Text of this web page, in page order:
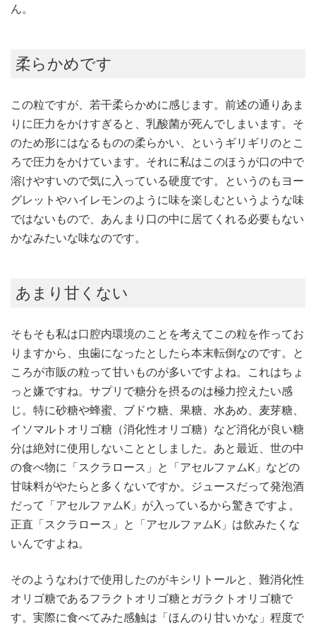
ん。
柔らかめです
この粒ですが、若干柔らかめに感じます。前述の通りあま
りに圧力をかけすぎると、乳酸菌が死んでしまいます。そ
のため形にはなるものの柔らかい、というギリギリのとこ
ろで圧力をかけています。それに私はこのほうが口の中で
溶けやすいので気に入っている硬度です。というのもヨー
グレットやハイレモンのように味を楽しむというような味
ではないもので、あんまり口の中に居てくれる必要もない
かなみたいな味なのです。
あまり甘くない
そもそも私は口腔内環境のことを考えてこの粒を作ってお
りますから、虫歯になったとしたら本末転倒なのです。と
ころが市販の粒って甘いものが多いですよね。これはちょ
っと嫌ですね。サプリで糖分を摂るのは極力控えたい感
じ。特に砂糖や蜂蜜、ブドウ糖、果糖、水あめ、麦芽糖、
イソマルトオリゴ糖（消化性オリゴ糖）など消化が良い糖
分は絶対に使用しないこととしました。あと最近、世の中
の食べ物に「スクラロース」と「アセルファムK」などの
甘味料がやたらと多くないですか。ジュースだって発泡酒
だって「アセルファムK」が入っているから驚きですよ。
正直「スクラロース」と「アセルファムK」は飲みたくな
いんですよね。
そのようなわけで使用したのがキシリトールと、難消化性
オリゴ糖であるフラクトオリゴ糖とガラクトオリゴ糖で
す。実際に食べてみた感触は「ほんのり甘いかな」程度で